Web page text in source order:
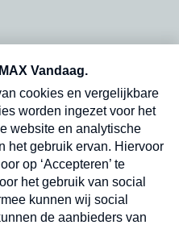
dinsdagochtend in
Verzend